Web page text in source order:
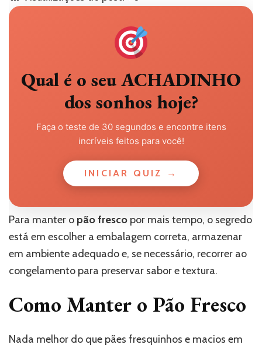
Qual é o seu ACHADINHO
dos sonhos hoje?
Faça o teste de 30 segundos e encontre itens
incríveis feitos para você!
INICIAR QUIZ →
Para manter o pão fresco por mais tempo, o segredo
está em escolher a embalagem correta, armazenar
em ambiente adequado e, se necessário, recorrer ao
congelamento para preservar sabor e textura.
Como Manter o Pão Fresco
Nada melhor do que pães fresquinhos e macios em